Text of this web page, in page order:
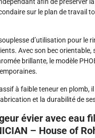
sur le plan de travail
d’utilisation pour le
Avec son bec orientable,
brillante, le modèle
à faible teneur en plomb,
et la durabilité de
évier avec eau
– House of